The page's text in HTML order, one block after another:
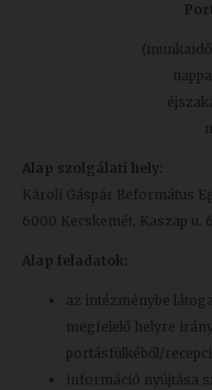
Alap szolgálati hely:
Károli Gáspár Református
6000 Kecskemét, Kaszap u.
Alap feladatok:
az intézménybe
megfelelő helyre
portásfülkéből/
információ nyújtása